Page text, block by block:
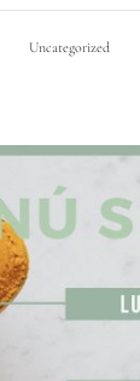
Uncategorized